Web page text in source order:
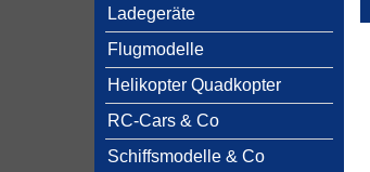
Ladegeräte
Flugmodelle
Helikopter Quadkopter
RC-Cars & Co
Schiffsmodelle & Co